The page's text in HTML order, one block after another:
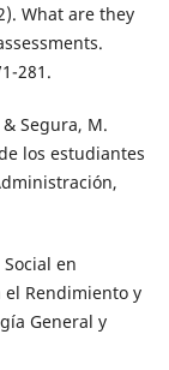
What are they
281.
Segura, M.
los estudiantes
en
Rendimiento y
General y